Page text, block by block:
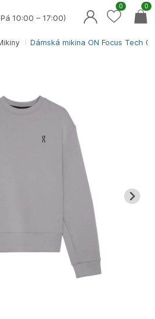
Dámská mikina ON Focus Tech
10:00 – 17:00)
0
0